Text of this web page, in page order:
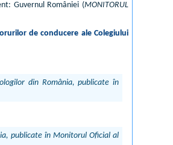
Guvernul României (MONITORUL
de conducere ale Colegiului
din România, publicate în
publicate în Monitorul Oficial al